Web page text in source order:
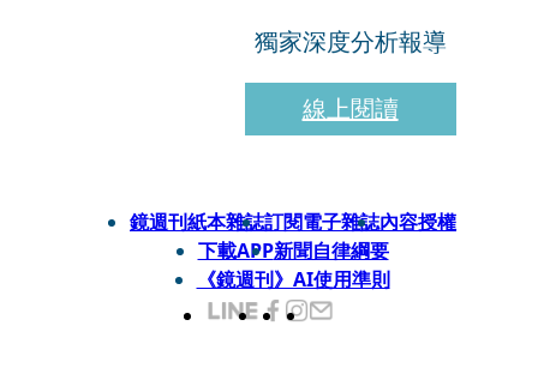
獨家深度分析報導
線上閱讀
鏡週刊紙本雜誌訂閱電子雜誌內容授權
下載APP新聞自律綱要
《鏡週刊》AI使用準則